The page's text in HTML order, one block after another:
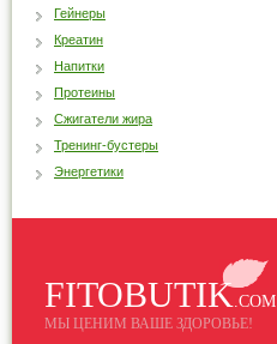
Гейнеры
Креатин
Напитки
Протеины
Сжигатели жира
Тренинг-бустеры
Энергетики
FITOBUTIK.COM
МЫ ЦЕНИМ ВАШЕ ЗДОРОВЬЕ!